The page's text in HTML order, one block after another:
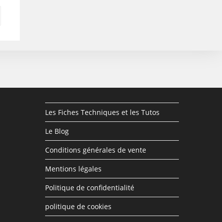
Les Fiches Techniques et les Tutos
Le Blog
Conditions générales de vente
Mentions légales
Politique de confidentialité
politique de cookies